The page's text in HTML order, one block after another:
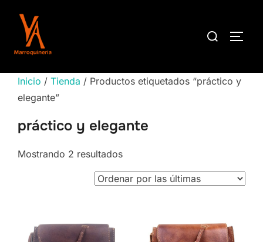
contenido
Buscar:
Inicio / Tienda / Productos etiquetados “práctico y
elegante”
práctico y elegante
Mostrando 2 resultadosOrdenado
por
los